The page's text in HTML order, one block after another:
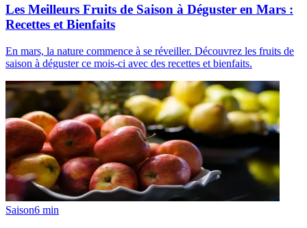
Les Meilleurs Fruits de Saison à Déguster en Mars :
Recettes et Bienfaits
En mars, la nature commence à se réveiller. Découvrez les fruits de
saison à déguster ce mois-ci avec des recettes et bienfaits.
Saison6 min